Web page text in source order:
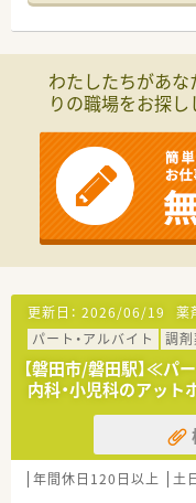
わたしたちがあ
りの職場をお探し
更新日： 2026/06/19 薬
パート・アルバイト
調
【磐田市/磐田駅】≪
内科・小児科のアット
年間休日120日以上 土